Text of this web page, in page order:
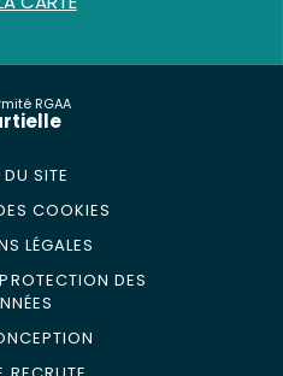
RGAA
SITE
COOKIES
LÉGALES
DES